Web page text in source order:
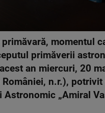
momentul
primăverii
an miercuri, 20
n.r.),
Astronomic „Amiral